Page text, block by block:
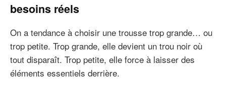
besoins réels
On a tendance à choisir une trousse trop grande… ou
trop petite. Trop grande, elle devient un trou noir où
tout disparaît. Trop petite, elle force à laisser des
éléments essentiels derrière.